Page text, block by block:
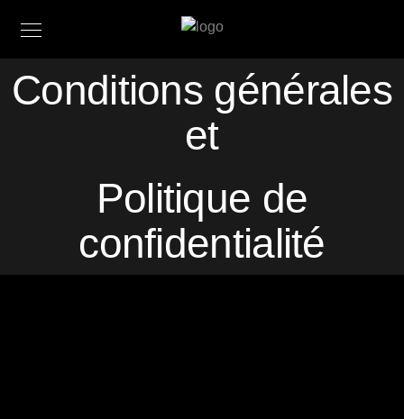
Conditions générales
et
Politique de
confidentialité